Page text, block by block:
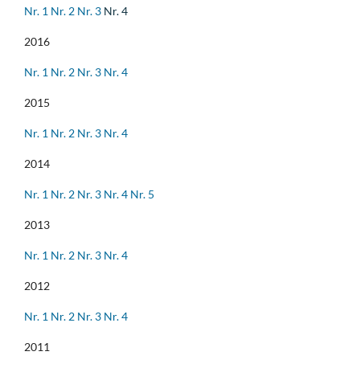
Nr. 1 Nr. 2 Nr. 3 Nr. 4
2016
Nr. 1 Nr. 2 Nr. 3 Nr. 4
2015
Nr. 1 Nr. 2 Nr. 3 Nr. 4
2014
Nr. 1 Nr. 2 Nr. 3 Nr. 4 Nr. 5
2013
Nr. 1 Nr. 2 Nr. 3 Nr. 4
2012
Nr. 1 Nr. 2 Nr. 3 Nr. 4
2011